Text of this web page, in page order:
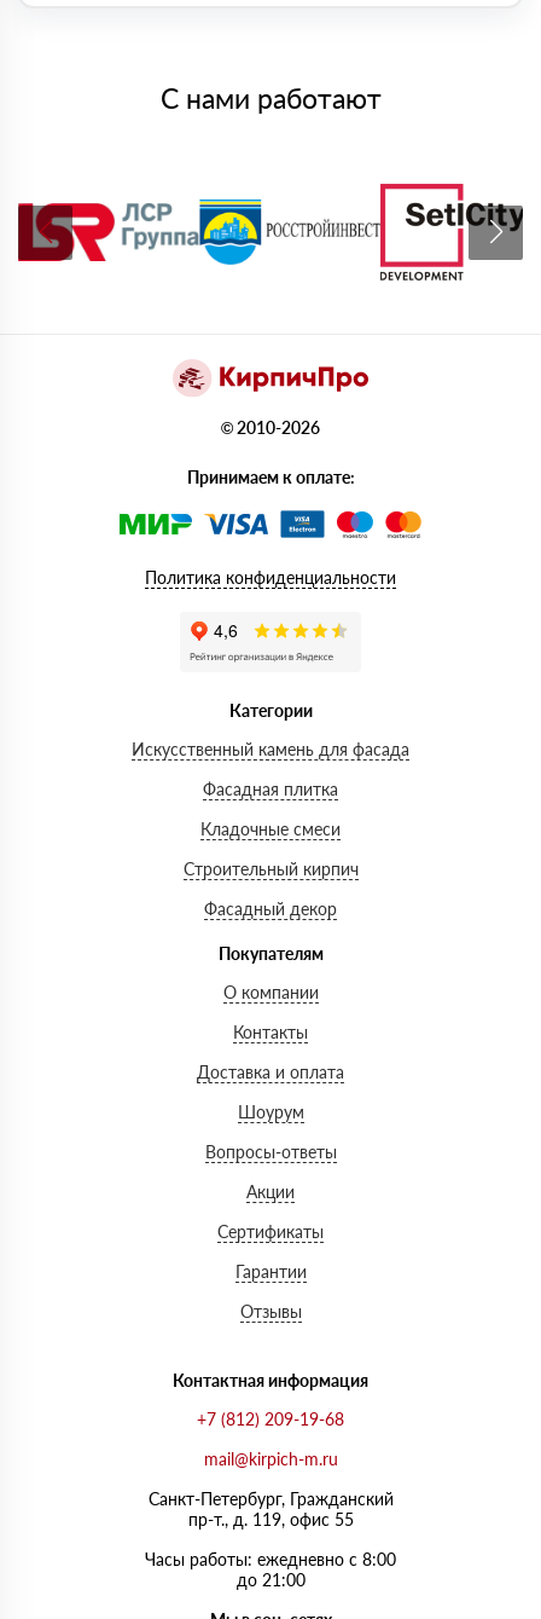
С нами работают
© 2010-2026
Принимаем к оплате:
Политика конфиденциальности
Категории
Искусственный камень для фасада
Фасадная плитка
Кладочные смеси
Строительный кирпич
Фасадный декор
Покупателям
О компании
Контакты
Доставка и оплата
Шоурум
Вопросы-ответы
Акции
Сертификаты
Гарантии
Отзывы
Контактная информация
+7 (812) 209-19-68
mail@kirpich-m.ru
Санкт-Петербург, Граждaнский
пр-т., д. 119, офис 55
Часы работы: ежедневно с 8:00
до 21:00